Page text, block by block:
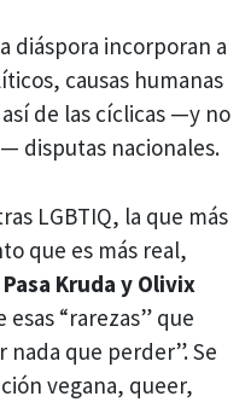
diáspora incorporan a
causas humanas
de las cíclicas —y no
disputas nacionales.
LGBTIQ, la que más
que es más real,
Kruda y Olivix
“rarezas” que
que perder”. Se
vegana, queer,